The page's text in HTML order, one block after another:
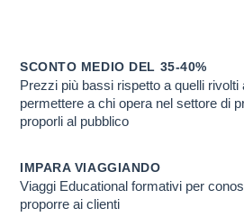
SCONTO MEDIO DEL 35-40%
Prezzi più bassi rispetto a quelli rivolti al pubblico, per
permettere a chi opera nel settore di
proporli al pubblico
IMPARA VIAGGIANDO
Viaggi Educational formativi per
proporre ai clienti